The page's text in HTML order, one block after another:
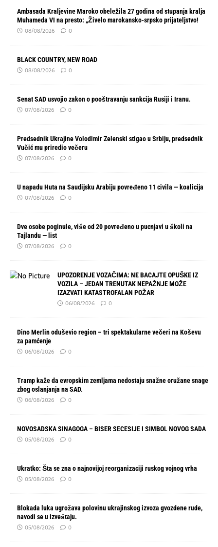
Ambasada Kraljevine Maroko obeležila 27 godina od stupanja kralja
Muhameda VI na presto: „Živelo marokansko-srpsko prijateljstvo!
08/08/2026 0
BLACK COUNTRY, NEW ROAD
08/08/2026 0
Senat SAD usvojio zakon o pooštravanju sankcija Rusiji i Iranu.
07/08/2026 0
Predsednik Ukrajine Volodimir Zelenski stigao u Srbiju, predsednik
Vučić mu priredio večeru
07/08/2026 0
U napadu Huta na Saudijsku Arabiju povređeno 11 civila — koalicija
07/08/2026 0
Dve osobe poginule, više od 20 povređeno u pucnjavi u školi na
Tajlandu — list
07/08/2026 0
UPOZORENJE VOZAČIMA: NE BACAJTE OPUŠKE IZ
VOZILA – JEDAN TRENUTAK NEPAŽNJE MOŽE
IZAZVATI KATASTROFALAN POŽAR
06/08/2026 0
Dino Merlin oduševio region – tri spektakularne večeri na Koševu
za pamćenje
06/08/2026 0
Tramp kaže da evropskim zemljama nedostaju snažne oružane snage
zbog oslanjanja na SAD.
06/08/2026 0
NOVOSADSKA SINAGOGA – BISER SECESIJE I SIMBOL NOVOG SADA
05/08/2026 0
Ukratko: Šta se zna o najnovijoj reorganizaciji ruskog vojnog vrha
05/08/2026 0
Blokada luka ugrožava polovinu ukrajinskog izvoza gvozdene rude,
navodi se u izveštaju.
05/08/2026 0